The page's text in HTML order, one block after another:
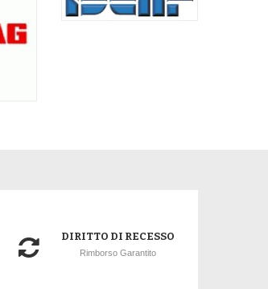
DIRITTO DI RECESSO
Rimborso Garantito